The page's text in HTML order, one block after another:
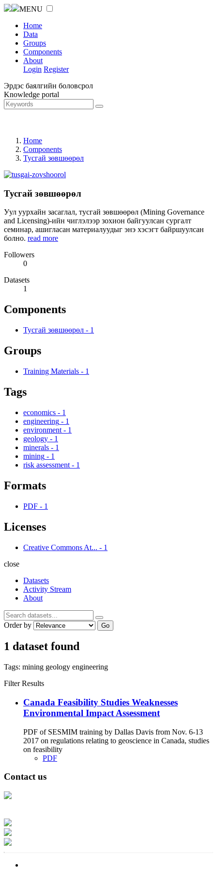
MENU
Home
Data
Groups
Components
About
Login Register
Эрдэс баялгийн боловсрол
Knowledge portal
Home
Components
Тусгай зөвшөөрөл
Тусгай зөвшөөрөл
Уул уурхайн засаглал, тусгай зөвшөөрөл (Mining Governance
and Licensing)-ийн чиглэлээр зохион байгуулсан сургалт
семинар, ашигласан материалуудыг энэ хэсэгт байршуулсан
болно. read more
Followers
0
Datasets
1
Components
Тусгай зөвшөөрөл - 1
Groups
Training Materials - 1
Tags
economics - 1
engineering - 1
environment - 1
geology - 1
minerals - 1
mining - 1
risk assessment - 1
Formats
PDF - 1
Licenses
Creative Commons At... - 1
close
Datasets
Activity Stream
About
Order by Go
1 dataset found
Tags: mining geology engineering
Filter Results
Canada Feasibility Studies Weaknesses
Environmental Impact Assessment
PDF of SESMIM training by Dallas Davis from Nov. 6-13
2017 on regulations relating to geoscience in Canada, studies
on feasibility
PDF
Contact us